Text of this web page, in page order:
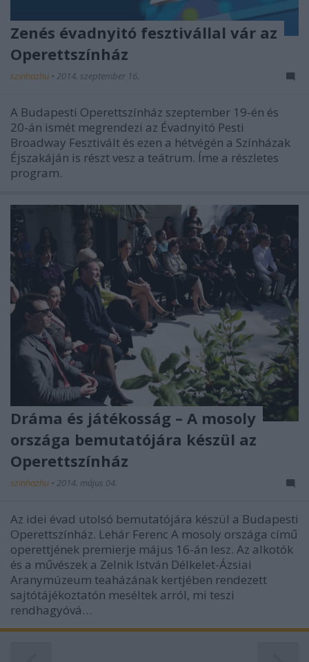
Zenés évadnyitó fesztivállal vár az
Operettszínház
szinhazhu • 2014. szeptember 16.
A Budapesti Operettszínház szeptember 19-én és
20-án ismét megrendezi az Évadnyitó Pesti
Broadway Fesztivált és ezen a hétvégén a Színházak
Éjszakáján is részt vesz a teátrum. Íme a részletes
program.
Dráma és játékosság – A mosoly
országa bemutatójára készül az
Operettszínház
szinhazhu • 2014. május 04.
Az idei évad utolsó bemutatójára készül a Budapesti
Operettszínház. Lehár Ferenc A mosoly országa című
operettjének premierje május 16-án lesz. Az alkotók
és a művészek a Zelnik István Délkelet-Ázsiai
Aranymúzeum teaházának kertjében rendezett
sajtótájékoztatón meséltek arról, mi teszi
rendhagyóvá…